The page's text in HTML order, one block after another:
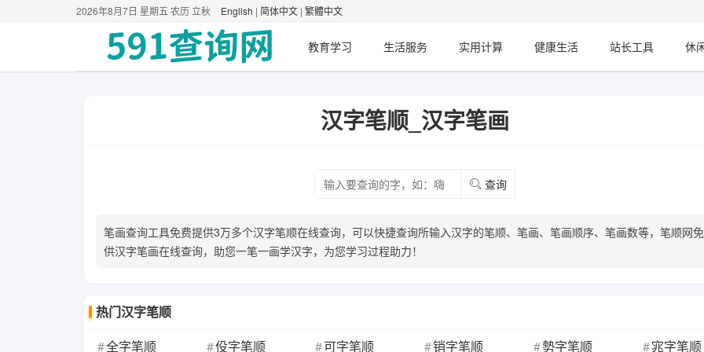
2026年8月7日 星期五 农历 立秋 English | 简体中文 | 繁體中文
教育学习 生活服务 实用计算 健康生活 站长工具 休
汉字笔顺_汉字笔画
查询
笔画查询工具免费提供3万多个汉字笔顺在线查询，可以快捷查询所输入汉字的笔顺、笔画、笔画顺序、笔画数等，笔顺网
供汉字笔画在线查询，助您一笔一画学汉字，为您学习过程助力！
热门汉字笔顺
全字笔顺
伇字笔顺 可字笔顺 销字笔顺 勢字笔顺 宨字笔顺